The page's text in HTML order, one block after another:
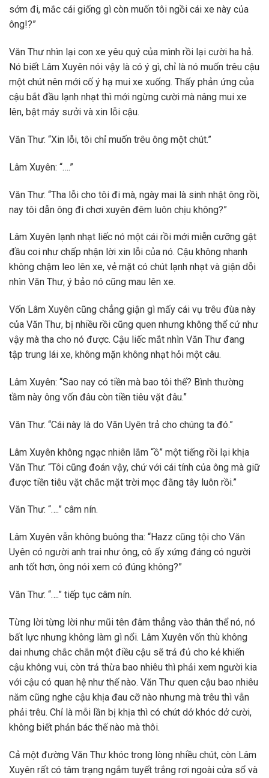
sớm đi, mắc cái giống gì còn muốn tôi ngồi cái xe này của
ông!?”
Văn Thư nhìn lại con xe yêu quý của mình rồi lại cười ha hả.
Nó biết Lâm Xuyên nói vậy là có ý gì, chỉ là nó muốn trêu cậu
một chút nên mới cố ý hạ mui xe xuống. Thấy phản ứng của
cậu bắt đầu lạnh nhạt thì mới ngừng cười mà nâng mui xe
lên, bật máy sưởi và xin lỗi cậu.
Văn Thư: “Xin lỗi, tôi chỉ muốn trêu ông một chút.”
Lâm Xuyên: “….”
Văn Thư: “Tha lỗi cho tôi đi mà, ngày mai là sinh nhật ông rồi,
nay tôi dẫn ông đi chơi xuyên đêm luôn chịu không?”
Lâm Xuyên lạnh nhạt liếc nó một cái rồi mới miễn cưỡng gật
đầu coi như chấp nhận lời xin lỗi của nó. Cậu không nhanh
không chậm leo lên xe, vẻ mặt có chút lạnh nhạt và giận dỗi
nhìn Văn Thư, ý bảo nó cũng mau lên xe.
Vốn Lâm Xuyên cũng chẳng giận gì mấy cái vụ trêu đùa này
của Văn Thư, bị nhiều rồi cũng quen nhưng không thể cứ như
vậy mà tha cho nó được. Cậu liếc mắt nhìn Văn Thư đang
tập trung lái xe, không mặn không nhạt hỏi một câu.
Lâm Xuyên: “Sao nay có tiền mà bao tôi thế? Bình thường
tầm này ông vốn đâu còn tiền tiêu vặt đâu.”
Văn Thư: “Cái này là do Văn Uyên trả cho chúng ta đó.”
Lâm Xuyên không ngạc nhiên lắm “ồ” một tiếng rồi lại khịa
Văn Thư: “Tôi cũng đoán vậy, chứ với cái tính của ông mà giữ
được tiền tiêu vặt chắc mặt trời mọc đằng tây luôn rồi.”
Văn Thư: “….” câm nín.
Lâm Xuyên vẫn không buông tha: “Hazz cũng tội cho Văn
Uyên có người anh trai như ông, cô ấy xứng đáng có người
anh tốt hơn, ông nói xem có đúng không?”
Văn Thư: “….” tiếp tục câm nín.
Từng lời từng lời như mũi tên đâm thẳng vào thân thể nó, nó
bất lực nhưng không làm gì nổi. Lâm Xuyên vốn thù không
dai nhưng chắc chắn một điều cậu sẽ trả đủ cho kẻ khiến
cậu không vui, còn trả thừa bao nhiêu thì phải xem người kia
với cậu có quan hệ như thế nào. Văn Thư quen cậu bao nhiêu
năm cũng nghe cậu khịa đau cỡ nào nhưng mà trêu thì vẫn
phải trêu. Chỉ là mỗi lần bị khịa thì có chút dở khóc dở cười,
không biết phản bác thế nào mà thôi.
Cả một đường Văn Thư khóc trong lòng nhiều chút, còn Lâm
Xuyên rất có tâm trạng ngắm tuyết trắng rơi ngoài cửa sổ và